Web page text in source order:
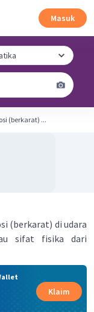
Masuk
(berkarat) ...
(berkarat) di udara
sifat fisika dari
Klaim